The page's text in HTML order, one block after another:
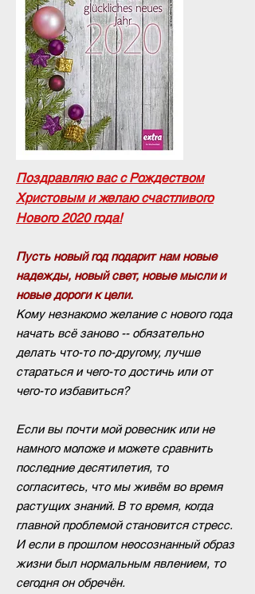
Поздравляю вас с Рождеством
Христовым и желаю счастливого
Нового 2020 года!
Пусть новый год подарит нам новые
надежды, новый свет, новые мысли и
новые дороги к цели.
Кому незнакомо желание с нового года
начать всё заново -- обязательно
делать что-то по-другому, лучше
стараться и чего-то достичь или от
чего-то избавиться?
Если вы почти мой ровесник или не
намного моложе и можете сравнить
последние десятилетия, то
согласитесь, что мы живём во время
растущих знаний. В то время, когда
главной проблемой становится стресс.
И если в прошлом неосознанный образ
жизни был нормальным явлением, то
сегодня он обречён.